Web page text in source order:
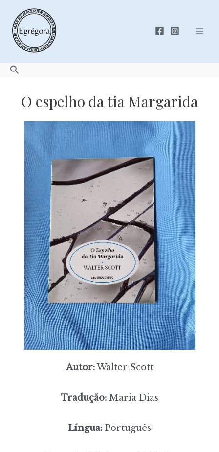
content
Search
O espelho da tia Margarida
Autor:Walter Scott
Tradução: Maria Dias
Língua: Português